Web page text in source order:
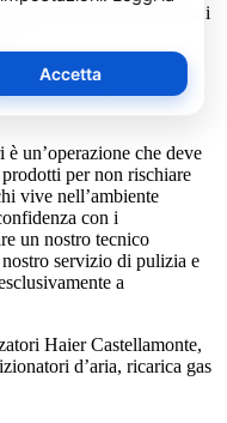
gli obiettivi fondamentali
Haier
un’operazione che deve
per non rischiare
vive nell’ambiente
con i
un nostro tecnico
servizio di pulizia e
a
Haier Castellamonte,
d’aria, ricarica gas